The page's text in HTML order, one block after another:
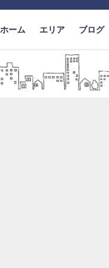
ホーム エリア ブログ